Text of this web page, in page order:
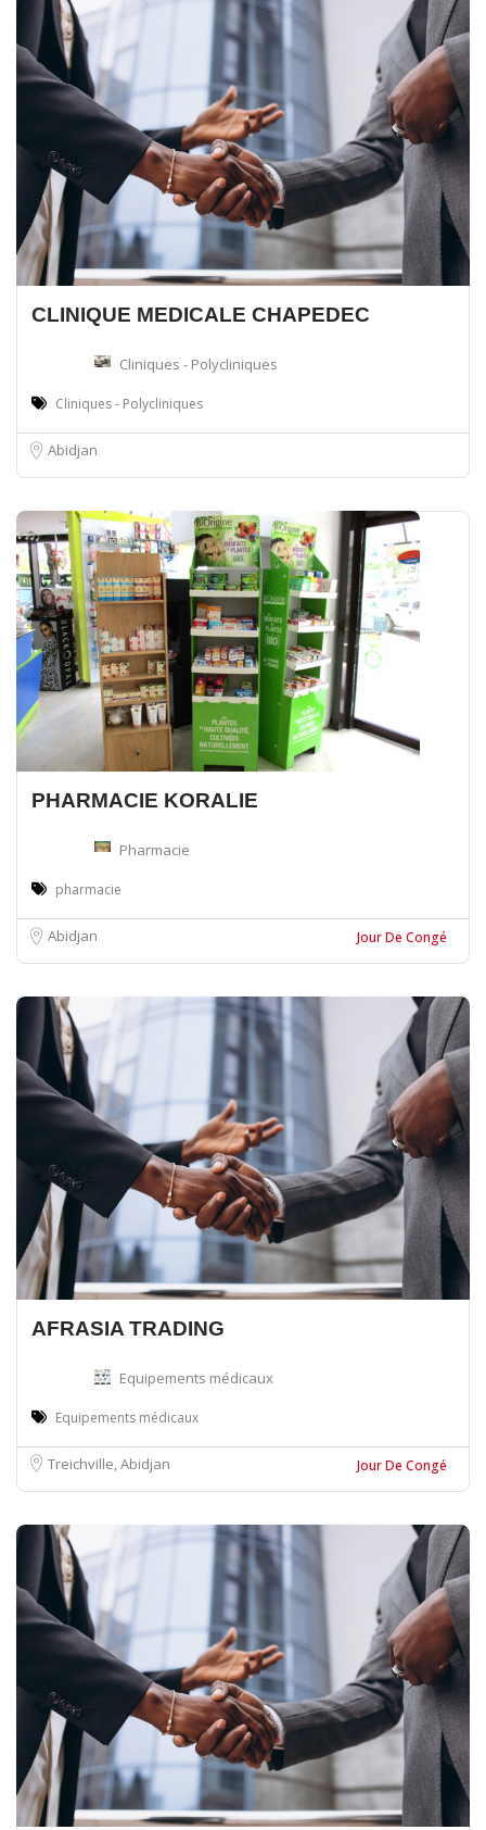
CLINIQUE MEDICALE CHAPEDEC
Cliniques - Polycliniques
Cliniques - Polycliniques
Abidjan
PHARMACIE KORALIE
Pharmacie
pharmacie
Abidjan Jour De Congé
AFRASIA TRADING
Equipements médicaux
Equipements médicaux
Treichville, Abidjan Jour De Congé